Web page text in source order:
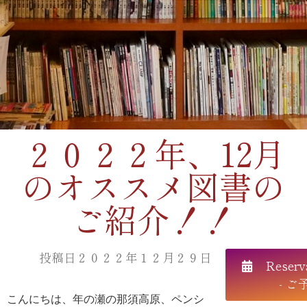
２０２２年、12月
のオススメ図書の
ご紹介！！
投稿日２０２２年１２月２９日
こんにちは、年の瀬の那須高原、ペンシ
- ご